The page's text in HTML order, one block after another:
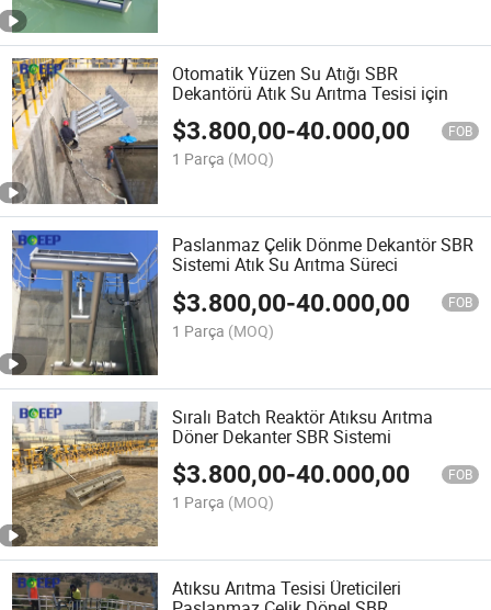
Otomatik Yüzen Su Atığı SBR
Dekantörü Atık Su Arıtma Tesisi için
$3.800,00-40.000,00 FOB
1 Parça (MOQ)
Paslanmaz Çelik Dönme Dekantör SBR
Sistemi Atık Su Arıtma Süreci
$3.800,00-40.000,00 FOB
1 Parça (MOQ)
Sıralı Batch Reaktör Atıksu Arıtma
Döner Dekanter SBR Sistemi
$3.800,00-40.000,00 FOB
1 Parça (MOQ)
Atıksu Arıtma Tesisi Üreticileri